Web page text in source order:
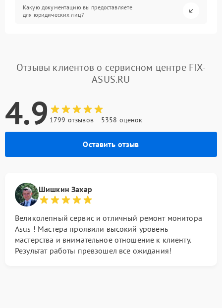
Какую документацию вы предоставляете
для юридических лиц?
Отзывы клиентов о сервисном центре FIX-
ASUS.RU
4.9 1799 отзывов 5358 оценок
Оставить отзыв
Шишкин Захар
Великолепный сервис и отличный ремонт монитора
Asus ! Мастера проявили высокий уровень
мастерства и внимательное отношение к клиенту.
Результат работы превзошел все ожидания!